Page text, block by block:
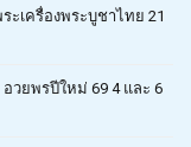
ะเครื่องพระบูชาไทย 21
วยพรปีใหม่ 69 4 และ 6